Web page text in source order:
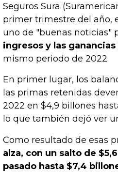
Seguros Sura
primer trimestre del año,
uno de "buenas noticias"
ingresos y las
mismo periodo de 2022.
En primer lugar, los
las primas retenidas
2022 en $4,9 billones
lo que también dejó ver
Como resultado de esas
alza, con un salto de
pasado hasta $7,4